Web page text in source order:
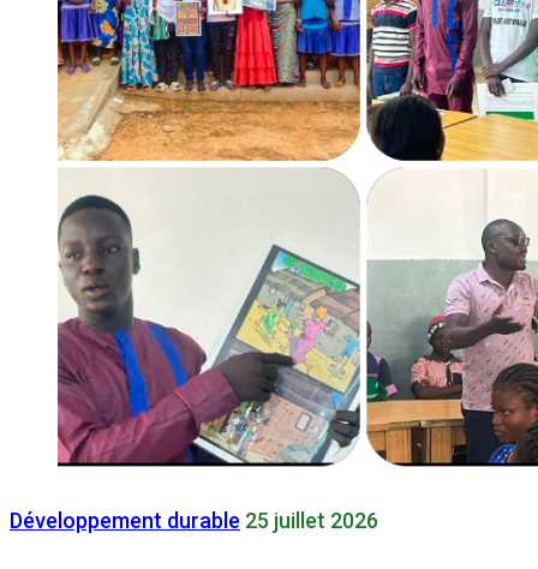
Développement durable 25 juillet 2026